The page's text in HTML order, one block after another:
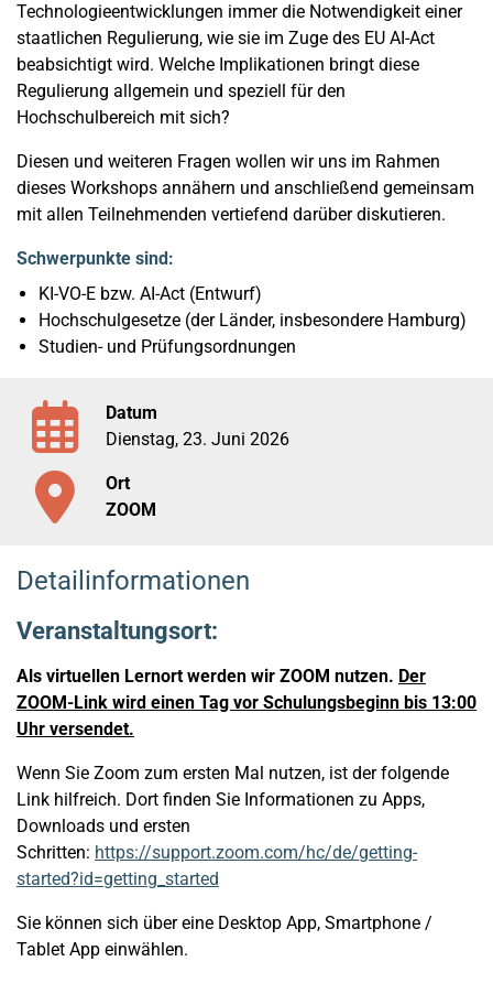
Technologieentwicklungen immer die Notwendigkeit einer
staatlichen Regulierung, wie sie im Zuge des EU AI-Act
beabsichtigt wird. Welche Implikationen bringt diese
Regulierung allgemein und speziell für den
Hochschulbereich mit sich?
Diesen und weiteren Fragen wollen wir uns im Rahmen
dieses Workshops annähern und anschließend gemeinsam
mit allen Teilnehmenden vertiefend darüber diskutieren.
Schwerpunkte sind:
KI-VO-E bzw. AI-Act (Entwurf)
Hochschulgesetze (der Länder, insbesondere Hamburg)
Studien- und Prüfungsordnungen
Datum
Dienstag, 23. Juni 2026
Ort
ZOOM
Detailinformationen
Veranstaltungsort:
Als virtuellen Lernort werden wir ZOOM nutzen. Der
ZOOM-Link wird einen Tag vor Schulungsbeginn bis 13:00
Uhr versendet.
Wenn Sie Zoom zum ersten Mal nutzen, ist der folgende
Link hilfreich. Dort finden Sie Informationen zu Apps,
Downloads und ersten
Schritten: https://support.zoom.com/hc/de/getting-
started?id=getting_started
Sie können sich über eine Desktop App, Smartphone /
Tablet App einwählen.